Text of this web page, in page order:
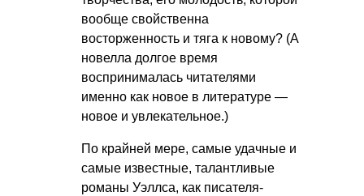
вообще свойственна
восторженность и тяга к новому? (А
новелла долгое время
воспринималась читателями
именно как новое в литературе —
новое и увлекательное.)
По крайней мере, самые удачные и
самые известные, талантливые
романы Уэллса, как писателя-